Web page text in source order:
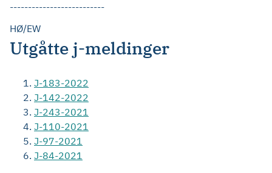
--------------------------
HØ/EW
Utgåtte j-meldinger
J-183-2022
J-142-2022
J-243-2021
J-110-2021
J-97-2021
J-84-2021